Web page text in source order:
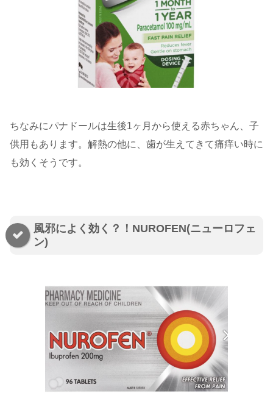
ちなみにパナドールは生後1ヶ月から使える赤ちゃん、子
供用もあります。解熱の他に、歯が生えてきて痛痒い時に
も効くそうです。
風邪によく効く？！NUROFEN(ニューロフェ
ン)